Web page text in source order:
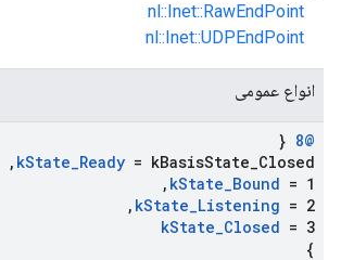
nl::Inet::RawEndPoint
nl::Inet::UDPEndPoint
انواع عمومی
@8
{
kState_Ready = kBasisState Closed
,
kState_Bound = 1
,
kState_Listening = 2
,
kState_Closed = 3
}